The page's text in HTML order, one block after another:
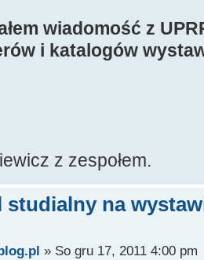
wiadomość z
i katalogów
z zespołem.
studialny na
» So gru 17, 2011 4:00 pm